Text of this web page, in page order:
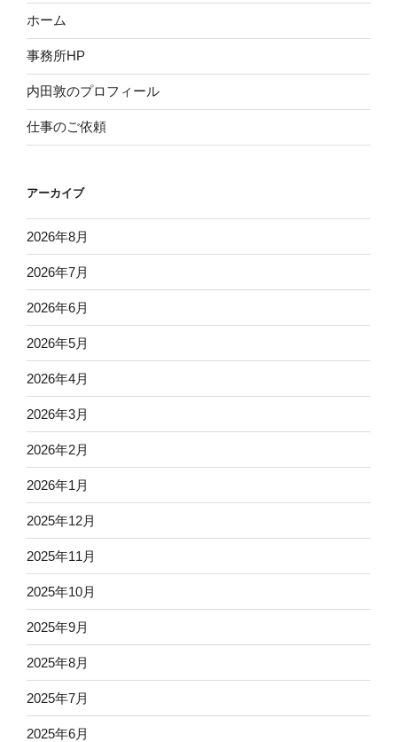
ホーム
事務所HP
内田敦のプロフィール
仕事のご依頼
アーカイブ
2026年8月
2026年7月
2026年6月
2026年5月
2026年4月
2026年3月
2026年2月
2026年1月
2025年12月
2025年11月
2025年10月
2025年9月
2025年8月
2025年7月
2025年6月